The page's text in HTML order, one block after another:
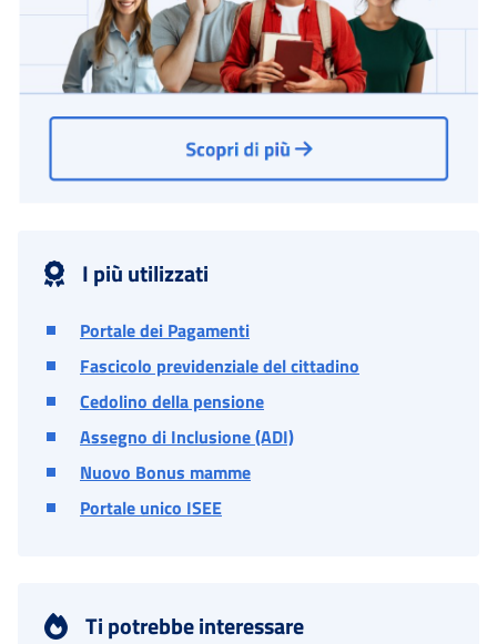
I più utilizzati
Portale dei Pagamenti
Fascicolo previdenziale del cittadino
Cedolino della pensione
Assegno di Inclusione (ADI)
Nuovo Bonus mamme
Portale unico ISEE
Ti potrebbe interessare